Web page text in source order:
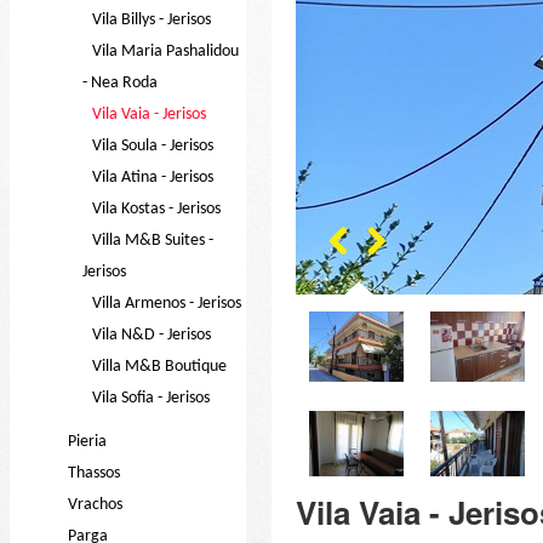
Vila Billys - Jerisos
Vila Maria Pashalidou
- Nea Roda
Vila Vaia - Jerisos
Vila Soula - Jerisos
Vila Atina - Jerisos
Vila Kostas - Jerisos
Villa M&B Suites -
Jerisos
Villa Armenos - Jerisos
Vila N&D - Jerisos
Villa M&B Boutique
Vila Sofia - Jerisos
Pieria
Thassos
Vrachos
Parga
Vila Vaia -